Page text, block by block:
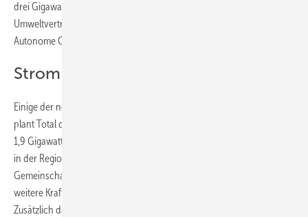
drei Gigawatt erreichen. Die Planungen von Total haben jetzt die
Umweltverträglichkeitsprüfung des Ministeriums für Energie und
Autonome Gemeinschaften die bestanden.
Strom für vier Millionen Menschen
Einige der neuen Anlagen entstehen in der Nähe von Madrid. Hier
plant Total den Bau von Generatoren mit einer Gesamtleistung von
1,9 Gigawatt. Weitere gut 350 Megawatt errichtet der Energiekonzern
in der Region Murcia im Südosten des Landes. In der Autonomen
Gemeinschaft Kastilien-La Mancha östlich von Madrid baut Total
weitere Kraftwerke mit einer Gesamtleistung von 300 Megawatt.
Zusätzlich dazu entstehen in Andalusien, ganz im Süden des Landes,